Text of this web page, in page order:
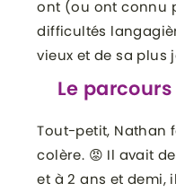
ont (ou ont connu
difficultés
vieux et de sa plus
Le parcours
Tout-petit, Nathan
colère. 😡 Il avait
et à 2 ans et demi,